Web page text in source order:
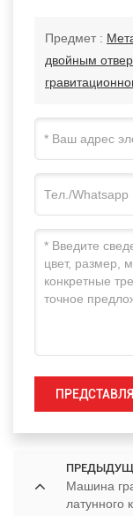
Предмет :
двойным
Машина
латунного